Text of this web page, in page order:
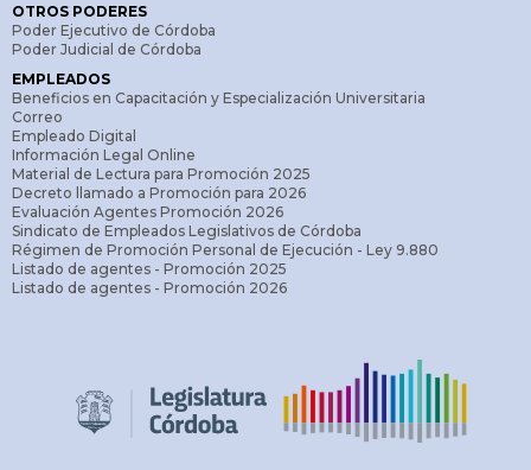
OTROS PODERES
Poder Ejecutivo de Córdoba
Poder Judicial de Córdoba
EMPLEADOS
Beneficios en Capacitación y Especialización Universitaria
Correo
Empleado Digital
Información Legal Online
Material de Lectura para Promoción 2025
Decreto llamado a Promoción para 2026
Evaluación Agentes Promoción 2026
Sindicato de Empleados Legislativos de Córdoba
Régimen de Promoción Personal de Ejecución - Ley 9.880
Listado de agentes - Promoción 2025
Listado de agentes - Promoción 2026